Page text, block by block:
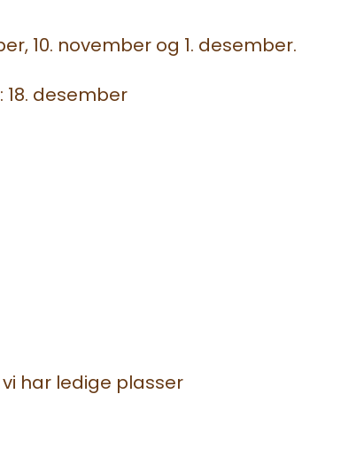
10. november og 1. desember.
desember
har ledige plasser